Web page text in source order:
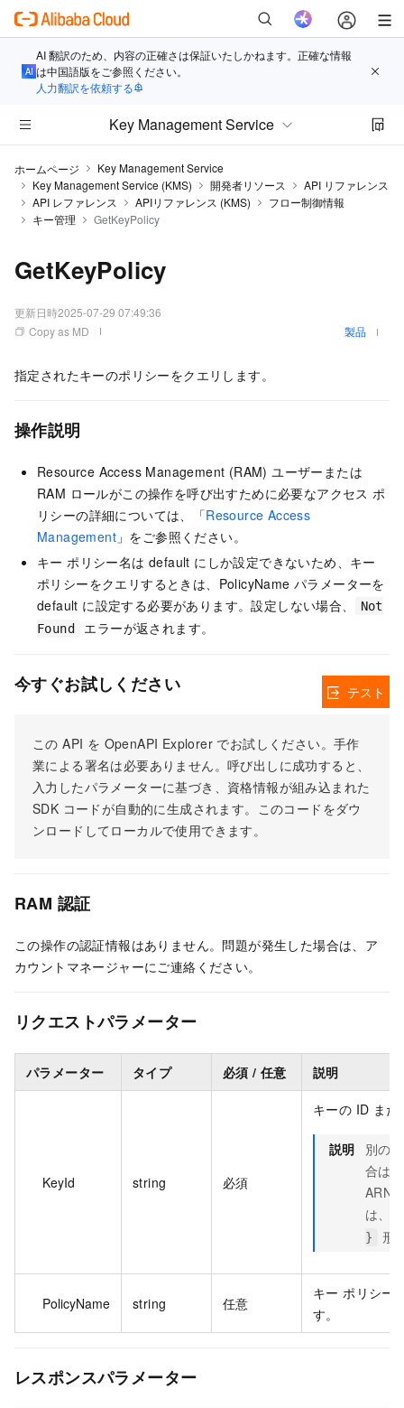
AI 翻訳のため、内容の正確さは保証いたしかねます。正確な情報
は中国語版をご参照ください。
人力翻訳を依頼する
Key Management Service
ホームページ
Key Management Service
Key Management Service (KMS)
開発者リソース
API リファレンス
API レファレンス
APIリファレンス (KMS)
フロー制御情報
キー管理
GetKeyPolicy
GetKeyPolicy
更新日時2025-07-29 07:49:36
Copy as MD
製品
指定されたキーのポリシーをクエリします。
操作説明
Resource Access Management (RAM) ユーザーまたは
RAM ロールがこの操作を呼び出すために必要なアクセス ポ
リシーの詳細については、「Resource Access
Management 」をご参照ください。
キー ポリシー名は default にしか設定できないため、キー
ポリシーをクエリするときは、PolicyName パラメーターを
default に設定する必要があります。設定しない場合、
Not
Found
エラーが返されます。
今すぐお試しください
この API を OpenAPI Explorer でお試しください。手作
業による署名は必要ありません。呼び出しに成功すると、
入力したパラメーターに基づき、資格情報が組み込まれた
SDK コードが自動的に生成されます。このコードをダウ
ンロードしてローカルで使用できます。
テスト
RAM 認証
この操作の認証情報はありません。問題が発生した場合は、ア
カウントマネージャーにご連絡ください。
リクエストパラメーター
パラメーター タイプ 必須 / 任意 説明
KeyId string 必須
キーの ID ま
説明
別の
合は
ARN
は、
}
形
PolicyName string 任意
キー ポリシー
す。
レスポンスパラメーター